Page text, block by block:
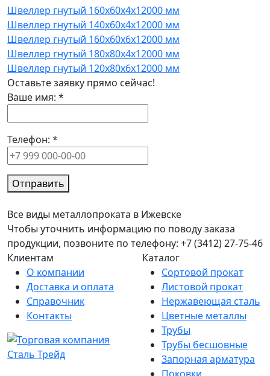
Швеллер гнутый 160x60x4x12000 мм
Швеллер гнутый 140x60x4x12000 мм
Швеллер гнутый 160x60x6x12000 мм
Швеллер гнутый 180x80x4x12000 мм
Швеллер гнутый 120x80x6x12000 мм
Оставьте заявку прямо сейчас!
Ваше имя: *
Телефон: *
Отправить
Все виды металлопроката в Ижевске
Чтобы уточнить информацию по поводу заказа
продукции, позвоните по телефону: +7 (3412) 27-75-46
Клиентам
О компании
Доставка и оплата
Справочник
Контакты
Каталог
Сортовой прокат
Листовой прокат
Нержавеющая сталь
Цветные металлы
Трубы
Трубы бесшовные
Запорная арматура